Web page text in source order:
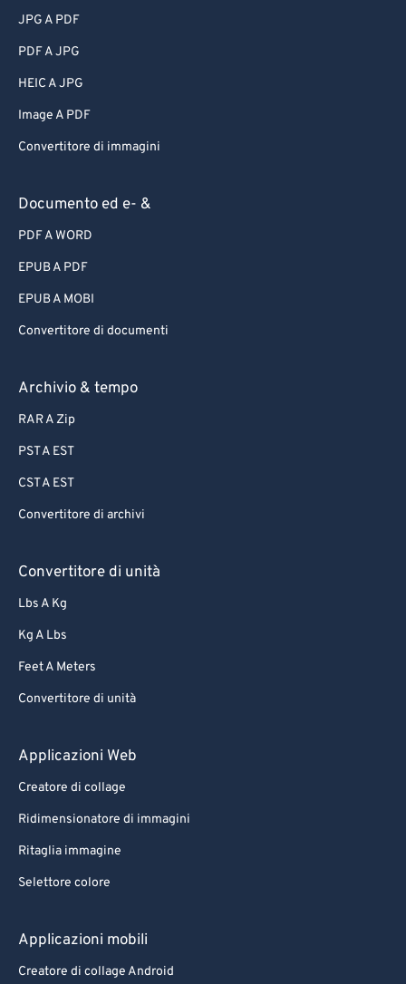
JPG A PDF
PDF A JPG
HEIC A JPG
Image A PDF
Convertitore di immagini
Documento ed e- &
PDF A WORD
EPUB A PDF
EPUB A MOBI
Convertitore di documenti
Archivio & tempo
RAR A Zip
PST A EST
CST A EST
Convertitore di archivi
Convertitore di unità
Lbs A Kg
Kg A Lbs
Feet A Meters
Convertitore di unità
Applicazioni Web
Creatore di collage
Ridimensionatore di immagini
Ritaglia immagine
Selettore colore
Applicazioni mobili
Creatore di collage Android